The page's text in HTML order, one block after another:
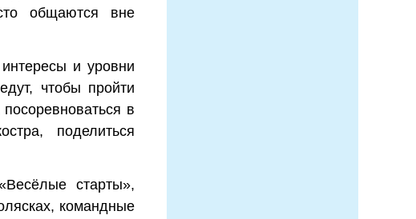
общаются вне
и уровни
чтобы пройти
в
поделиться
старты»,
командные